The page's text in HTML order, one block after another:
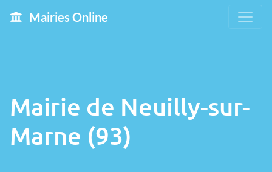
Mairies Online
Mairie de Neuilly-sur-
Marne (93)